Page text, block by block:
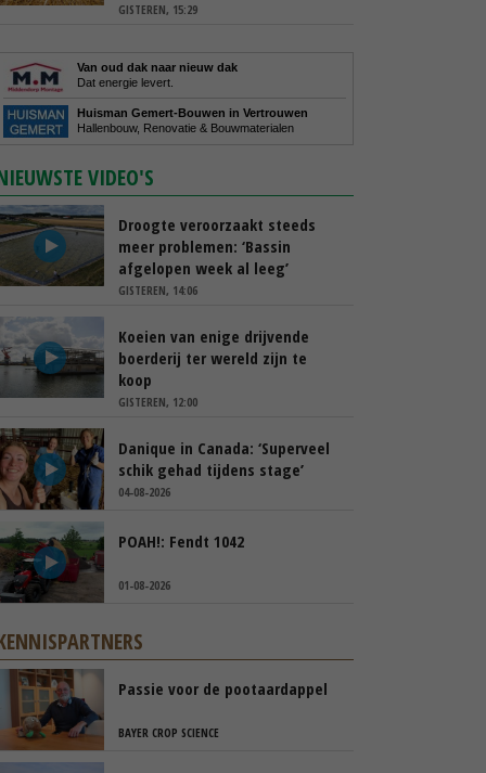
GISTEREN, 15:29
Van oud dak naar nieuw dak
Dat energie levert.
Huisman Gemert-Bouwen in Vertrouwen
Hallenbouw, Renovatie & Bouwmaterialen
VIDEO'S
Droogte veroorzaakt steeds
meer problemen: ‘Bassin
afgelopen week al leeg’
GISTEREN, 14:06
Koeien van enige drijvende
boerderij ter wereld zijn te
koop
GISTEREN, 12:00
Danique in Canada: ‘Superveel
schik gehad tijdens stage’
04-08-2026
POAH!: Fendt 1042
01-08-2026
Passie voor de pootaardappel
BAYER CROP SCIENCE